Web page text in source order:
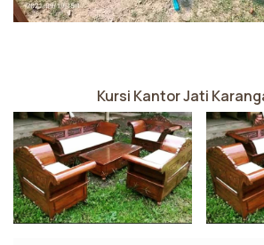
Kursi Kantor Jati